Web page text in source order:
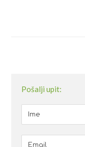
Pošalji upit: